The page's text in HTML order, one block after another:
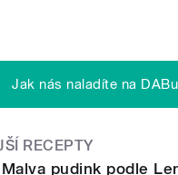
Jak nás naladíte na DABu
RECEPTY
Malva pudink podle